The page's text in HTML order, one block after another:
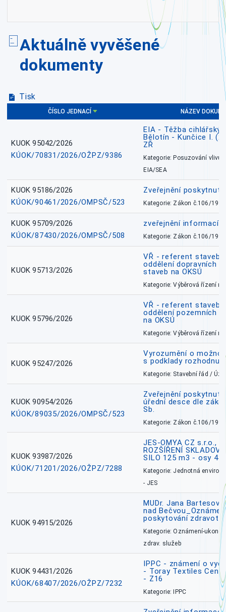
Aktuálně vyvěšené
dokumenty
Tisk
ČÍSLO JEDNACÍ NÁZEV
KUOK 95042/2026
KÚOK/70831/2026/OŽPZ/9386
EIA - Těžba
Bělotín - Kunčice I.
ZŘ
Kategorie: Posuzování vlivů
EIA/SEA
KUOK 95186/2026
KÚOK/90461/2026/OMPSČ/523
Zveřejnění
Kategorie: Zákon č.106/1999
KUOK 95709/2026
KÚOK/87430/2026/OMPSČ/508
zveřejnění informací
Kategorie: Zákon č.106/1999
KUOK 95713/2026
VŘ - referent
oddělení dopravních
staveb na OKSÚ
Kategorie: Výběrová řízení
KUOK 95796/2026
VŘ - referent
oddělení pozemních
na OKSÚ
Kategorie: Výběrová řízení
KUOK 95247/2026
Vyrozumění o
s podklady rozhodnutí
Kategorie: Stavební řád /
KUOK 90954/2026
KÚOK/89035/2026/OMPSČ/523
Zveřejnění
úřední desce dle
Sb.
Kategorie: Zákon č.106/1999
KUOK 93987/2026
KÚOK/71201/2026/OŽPZ/7288
JES-OMYA CZ s.r.o.,
ROZŠÍŘENÍ
SILO 125 m3 - osy
Kategorie: Jednotná
- JES
KUOK 94915/2026
MUDr. Jana
nad
poskytování
Kategorie: Oznámení-
zdrav. služeb
KUOK 94431/2026
KÚOK/68407/2026/OŽPZ/7232
IPPC - známení o
- Toray Textiles
- Z16
Kategorie: IPPC